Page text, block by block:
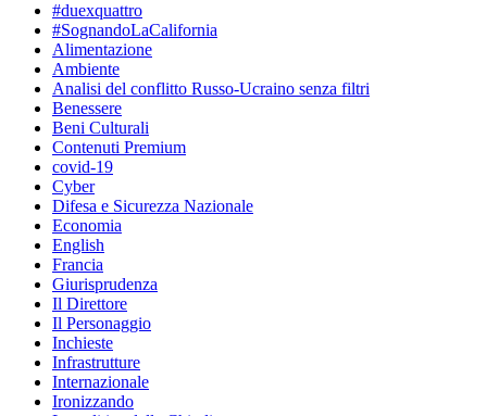
#duexquattro
#SognandoLaCalifornia
Alimentazione
Ambiente
Analisi del conflitto Russo-Ucraino senza filtri
Benessere
Beni Culturali
Contenuti Premium
covid-19
Cyber
Difesa e Sicurezza Nazionale
Economia
English
Francia
Giurisprudenza
Il Direttore
Il Personaggio
Inchieste
Infrastrutture
Internazionale
Ironizzando